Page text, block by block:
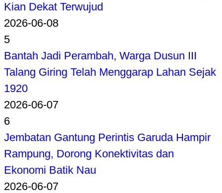
Kian Dekat Terwujud
2026-06-08
5
Bantah Jadi Perambah, Warga Dusun III
Talang Giring Telah Menggarap Lahan Sejak
1920
2026-06-07
6
Jembatan Gantung Perintis Garuda Hampir
Rampung, Dorong Konektivitas dan
Ekonomi Batik Nau
2026-06-07